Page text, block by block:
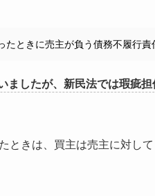
たときに売主が負う債務不履行責
したが、新民法では瑕疵
ときは、買主は売主に対して